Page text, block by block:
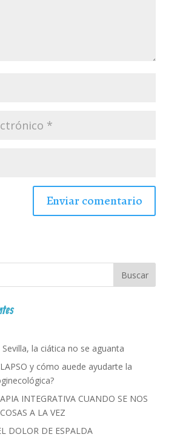
la ciática no se aguanta
y cómo auede ayudarte la
INTEGRATIVA CUANDO SE NOS
A LA VEZ
DOLOR DE ESPALDA